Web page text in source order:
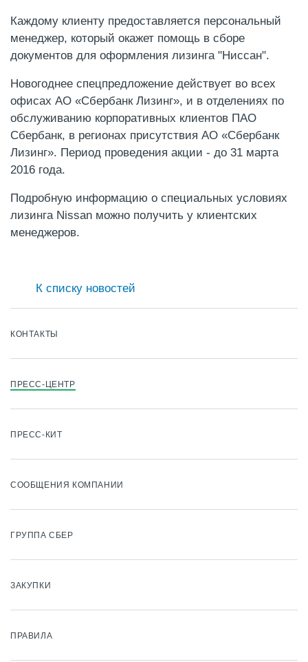
КОНТАКТЫ
ПРЕСС-ЦЕНТР
ПРЕСС-КИТ
СООБЩЕНИЯ КОМПАНИИ
ГРУППА СБЕР
ЗАКУПКИ
ПРАВИЛА
Каждому клиенту предоставляется персональный
менеджер, который окажет помощь в сборе
документов для оформления лизинга "Ниссан".
Новогоднее спецпредложение действует во всех
офисах АО «Сбербанк Лизинг», и в отделениях по
обслуживанию корпоративных клиентов ПАО
Сбербанк, в регионах присутствия АО «Сбербанк
Лизинг». Период проведения акции - до 31 марта
2016 года.
Подробную информацию о специальных условиях
лизинга Nissan можно получить у клиентских
менеджеров.
К списку новостей